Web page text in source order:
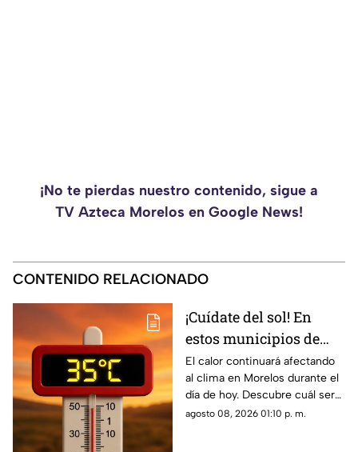
¡No te pierdas nuestro contenido, sigue a
TV Azteca Morelos en Google News!
CONTENIDO RELACIONADO
¡Cuídate del sol! En
estos municipios de
Morelos hará más calor
HOY
El calor continuará afectando
al clima en Morelos durante el
día de hoy. Descubre cuál será
la temperatura máxima hoy
agosto 08, 2026 01:10 p. m.